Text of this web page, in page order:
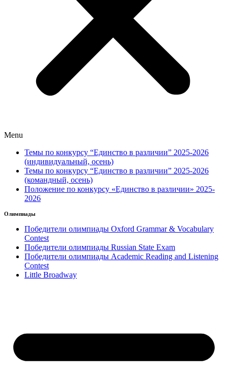
Menu
Темы по конкурсу “Единство в различии” 2025-2026
(индивидуальный, осень)
Темы по конкурсу “Единство в различии” 2025-2026
(командный, осень)
Положение по конкурсу «Единство в различии» 2025-
2026
Олимпиады
Победители олимпиады Oxford Grammar & Vocabulary
Contest
Победители олимпиады Russian State Exam
Победители олимпиады Academic Reading and Listening
Contest
Little Broadway